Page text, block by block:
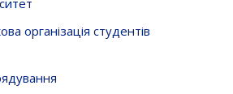
організація студентів